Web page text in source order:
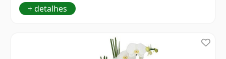
+ detalhes